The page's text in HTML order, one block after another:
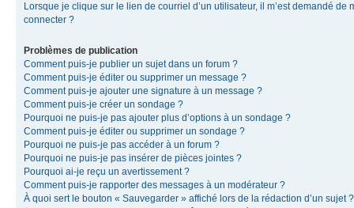
Lorsque je clique sur le lien de courriel d’un utilisateur, il m’est demandé de
connecter ?
Problèmes de publication
Comment puis-je publier un sujet dans un forum ?
Comment puis-je éditer ou supprimer un message ?
Comment puis-je ajouter une signature à un message ?
Comment puis-je créer un sondage ?
Pourquoi ne puis-je pas ajouter plus d’options à un sondage ?
Comment puis-je éditer ou supprimer un sondage ?
Pourquoi ne puis-je pas accéder à un forum ?
Pourquoi ne puis-je pas insérer de pièces jointes ?
Pourquoi ai-je reçu un avertissement ?
Comment puis-je rapporter des messages à un modérateur ?
À quoi sert le bouton « Sauvegarder » affiché lors de la rédaction d’un sujet ?